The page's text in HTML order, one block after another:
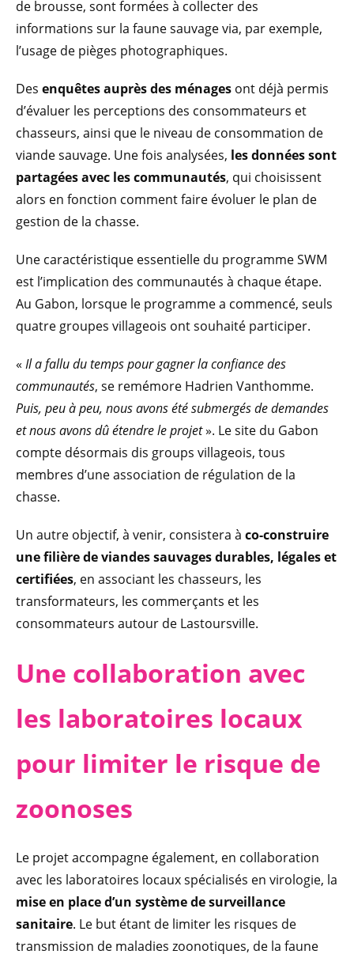
de brousse, sont formées à collecter des
informations sur la faune sauvage via, par exemple,
l’usage de pièges photographiques.
Des enquêtes auprès des ménages ont déjà permis
d’évaluer les perceptions des consommateurs et
chasseurs, ainsi que le niveau de consommation de
viande sauvage. Une fois analysées, les données sont
partagées avec les communautés, qui choisissent
alors en fonction comment faire évoluer le plan de
gestion de la chasse.
Une caractéristique essentielle du programme SWM
est l’implication des communautés à chaque étape.
Au Gabon, lorsque le programme a commencé, seuls
quatre groupes villageois ont souhaité participer.
« Il a fallu du temps pour gagner la confiance des
communautés, se remémore Hadrien Vanthomme.
Puis, peu à peu, nous avons été submergés de demandes
et nous avons dû étendre le projet». Le site du Gabon
compte désormais dis groups villageois, tous
membres d’une association de régulation de la
chasse.
Un autre objectif, à venir, consistera à co-construire
une filière de viandes sauvages durables, légales et
certifiées, en associant les chasseurs, les
transformateurs, les commerçants et les
consommateurs autour de Lastoursville.
Une collaboration avec
les laboratoires locaux
pour limiter le risque de
zoonoses
Le projet accompagne également, en collaboration
avec les laboratoires locaux spécialisés en virologie, la
mise en place d’un système de surveillance
sanitaire. Le but étant de limiter les risques de
transmission de maladies zoonotiques, de la faune